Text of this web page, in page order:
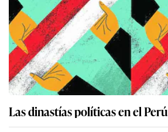
Las dinastías políticas en el Perú